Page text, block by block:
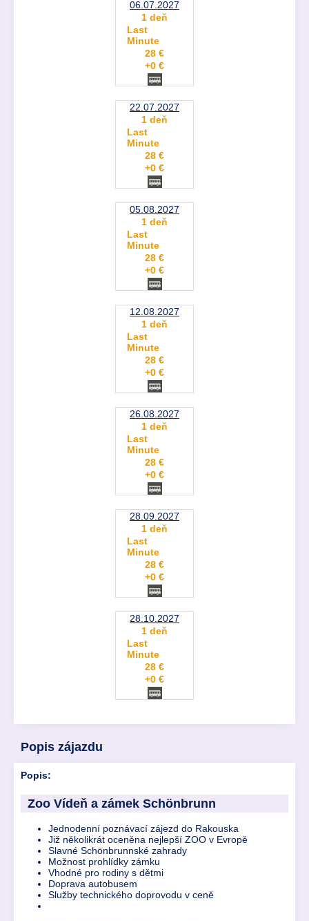
06.07.2027
1 deň
Last
Minute
28 €
+0 €
22.07.2027
1 deň
Last
Minute
28 €
+0 €
05.08.2027
1 deň
Last
Minute
28 €
+0 €
12.08.2027
1 deň
Last
Minute
28 €
+0 €
26.08.2027
1 deň
Last
Minute
28 €
+0 €
28.09.2027
1 deň
Last
Minute
28 €
+0 €
28.10.2027
1 deň
Last
Minute
28 €
+0 €
Popis zájazdu
Popis:
Zoo Vídeň a zámek Schönbrunn
Jednodenní poznávací zájezd do Rakouska
Již několikrát oceněna nejlepší ZOO v Evropě
Slavné Schönbrunnské zahrady
Možnost prohlídky zámku
Vhodné pro rodiny s dětmi
Doprava autobusem
Služby technického doprovodu v ceně